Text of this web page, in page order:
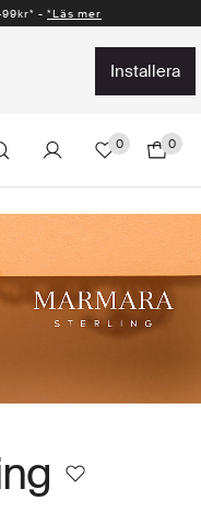
- *Läs mer
installera
0 0